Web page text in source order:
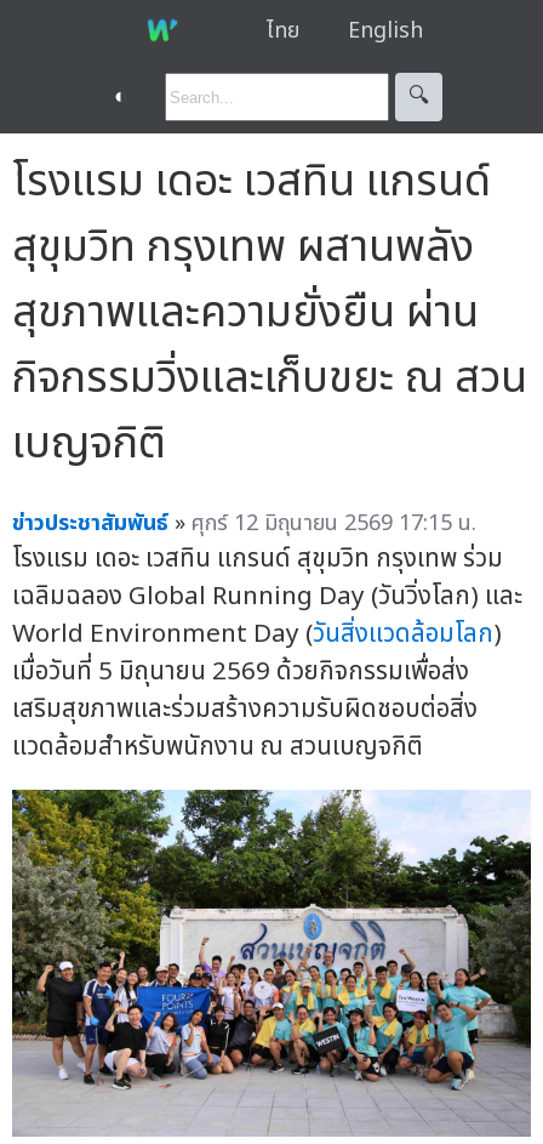
ไทย English
◐ 🔍︎
โรงแรม เดอะ เวสทิน แกรนด์
สุขุมวิท กรุงเทพ ผสานพลัง
สุขภาพและความยั่งยืน ผ่าน
กิจกรรมวิ่งและเก็บขยะ ณ สวน
เบญจกิติ
ข่าวประชาสัมพันธ์ » ศุกร์ 12 มิถุนายน 2569 17:15 น.
โรงแรม เดอะ เวสทิน แกรนด์ สุขุมวิท กรุงเทพ ร่วม
เฉลิมฉลอง Global Running Day (วันวิ่งโลก) และ
World Environment Day (วันสิ่งแวดล้อมโลก)
เมื่อวันที่ 5 มิถุนายน 2569 ด้วยกิจกรรมเพื่อส่ง
เสริมสุขภาพและร่วมสร้างความรับผิดชอบต่อสิ่ง
แวดล้อมสำหรับพนักงาน ณ สวนเบญจกิติ